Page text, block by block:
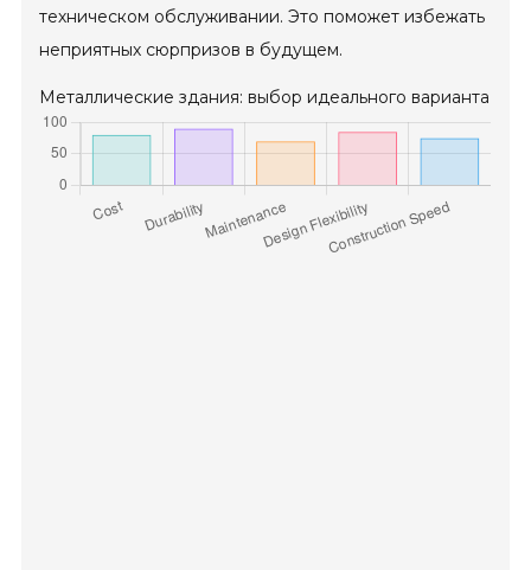
техническом обслуживании. Это поможет избежать
неприятных сюрпризов в будущем.
Металлические здания: выбор идеального варианта